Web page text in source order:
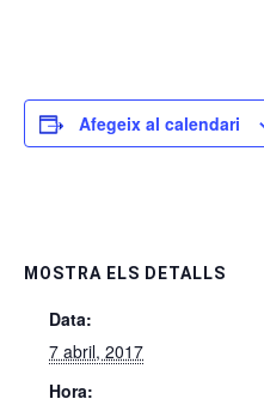
Afegeix al calendari
MOSTRA ELS DETALLS
Data:
7 abril, 2017
Hora: